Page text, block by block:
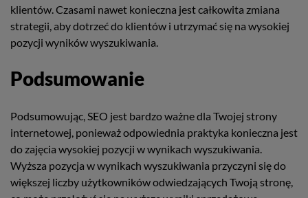
klientów. Czasami nawet konieczna jest całkowita zmiana
strategii, aby dotrzeć do klientów i utrzymać się na wysokiej
pozycji wyników wyszukiwania.
Podsumowanie
Podsumowując, SEO jest bardzo ważne dla Twojej strony
internetowej, ponieważ odpowiednia praktyka konieczna jest
do zajęcia wysokiej pozycji w wynikach wyszukiwania.
Wyższa pozycja w wynikach wyszukiwania przyczyni się do
większej liczby użytkowników odwiedzających Twoją stronę,